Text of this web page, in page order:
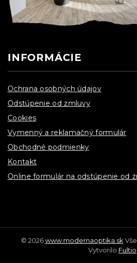
INFORMÁCIE
Ochrana osobných údajov
Odstúpenie od zmluvy
Cookies
Vymenný a reklamačný formulár
Obchodné podmienky
Kontakt
Online formulár na odstúpenie od
© 2026www.modernaoptika.sk
Vytvorilo Fultio